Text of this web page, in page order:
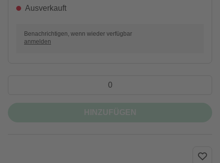
Ausverkauft
Benachrichtigen, wenn wieder verfügbar
anmelden